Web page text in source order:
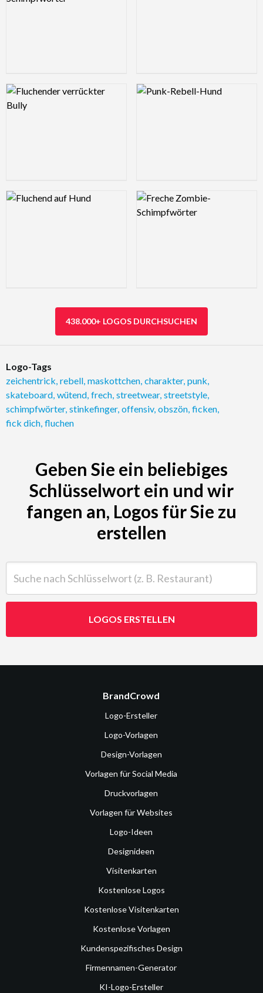
Logo Preview Image Logo Preview Image
Logo Preview Image Logo Preview Image
438.000+ LOGOS DURCHSUCHEN
Logo-Tags
zeichentrick rebell maskottchen charakter, punk
skateboard wütend frech streetwear, streetstyle
schimpfwörter, stinkefinger, offensiv, obszön ficken
fick dich fluchen
Geben Sie ein beliebiges
Schlüsselwort ein und wir
fangen an, Logos für Sie zu
erstellen
LOGOS ERSTELLEN
BrandCrowd
Logo-Ersteller
Logo-Vorlagen
Design-Vorlagen
Vorlagen für Social Media
Druckvorlagen
Vorlagen für Websites
Logo-Ideen
Designideen
Visitenkarten
Kostenlose Logos
Kostenlose Visitenkarten
Kostenlose Vorlagen
Kundenspezifisches Design
Firmennamen-Generator
KI-Logo-Ersteller